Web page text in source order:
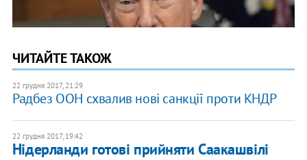
ЧИТАЙТЕ ТАКОЖ
22 грудня 2017, 21:29
Радбез ООН схвалив нові санкції проти КНДР
22 грудня 2017, 19:42
Нідерланди готові прийняти Саакашвілі